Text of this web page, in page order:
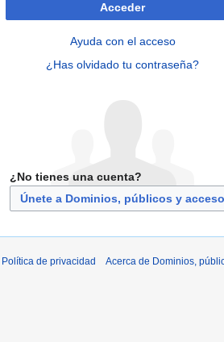
Acceder
Ayuda con el acceso
¿Has olvidado tu contraseña?
¿No tienes una cuenta?
Únete a Dominios, públicos y acceso
Política de privacidad Acerca de Dominios,